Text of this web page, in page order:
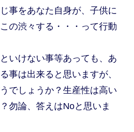
事をあなた自身が、子供に
の渋々する・・・って行動
いけない事等あっても、あ
事は出来ると思いますが、
でしょうか？生産性は高い
勿論、答えはNoと思いま